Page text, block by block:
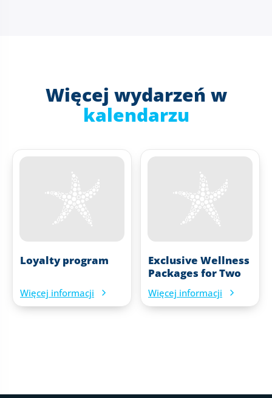
Więcej wydarzeń w
kalendarzu
Loyalty program
Więcej informacji
Exclusive Wellness
Packages for Two
Więcej informacji